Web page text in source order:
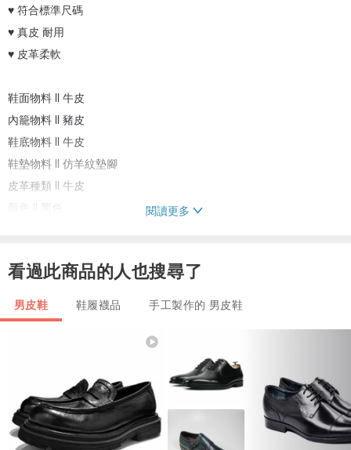
♥ 符合標準尺碼
♥ 真皮 耐用
♥ 皮革柔軟
鞋面物料 ll 牛皮
內籠物料 ll 豬皮
鞋底物料 ll 牛皮
鞋墊物料 ll 仿羊紋墊腳
皮革種類 ll 牛皮
顏色 ll 黑色
閱讀更多
看過此商品的人也搜尋了
男皮鞋 鞋履襪品 手工製作的 男皮鞋